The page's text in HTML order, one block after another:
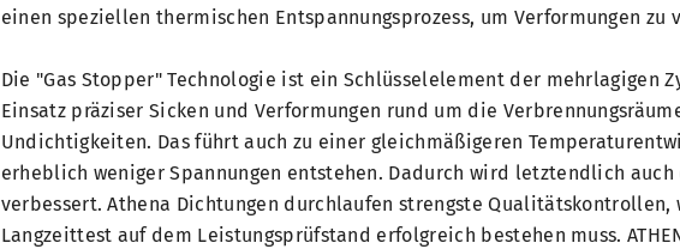
einen speziellen thermischen Entspannungsprozess, um Verformungen zu
Die "Gas Stopper" Technologie ist ein Schlüsselelement der mehrlagigen
Einsatz präziser Sicken und Verformungen rund um die
Undichtigkeiten. Das führt auch zu einer gleichmäßigeren
erheblich weniger Spannungen entstehen. Dadurch wird letztendlich
verbessert. Athena Dichtungen durchlaufen strengste
Langzeittest auf dem Leistungsprüfstand erfolgreich bestehen muss.